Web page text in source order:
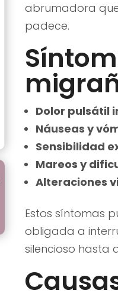
abrumadora
padece.
Dolor pulsátil
Náuseas y
Sensibilidad
Mareos y
Alteraciones
Estos síntomas
obligada a
silencioso hasta